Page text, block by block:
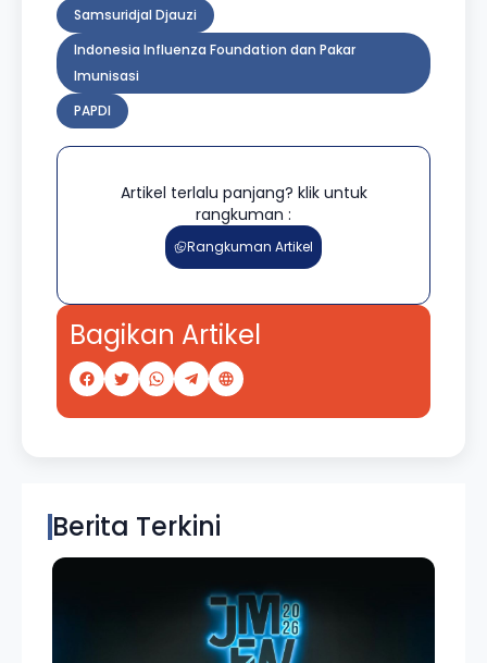
Samsuridjal Djauzi
Indonesia Influenza Foundation dan Pakar
Imunisasi
PAPDI
Artikel terlalu panjang? klik untuk
rangkuman :
Rangkuman Artikel
Bagikan Artikel
Berita Terkini